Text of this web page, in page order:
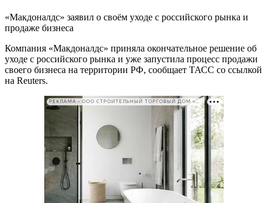
«Макдоналдс» заявил о своём уходе с российского рынка и
продаже бизнеса
Компания «Макдоналдс» приняла окончательное решение об
уходе с российского рынка и уже запустила процесс продажи
своего бизнеса на территории РФ, сообщает ТАСС со ссылкой
на Reuters.
РЕКЛАМА • ООО СТРОИТЕЛЬНЫЙ ТОРГОВЫЙ ДОМ «ПЕТРОВИЧ». ИНН: 7802348846